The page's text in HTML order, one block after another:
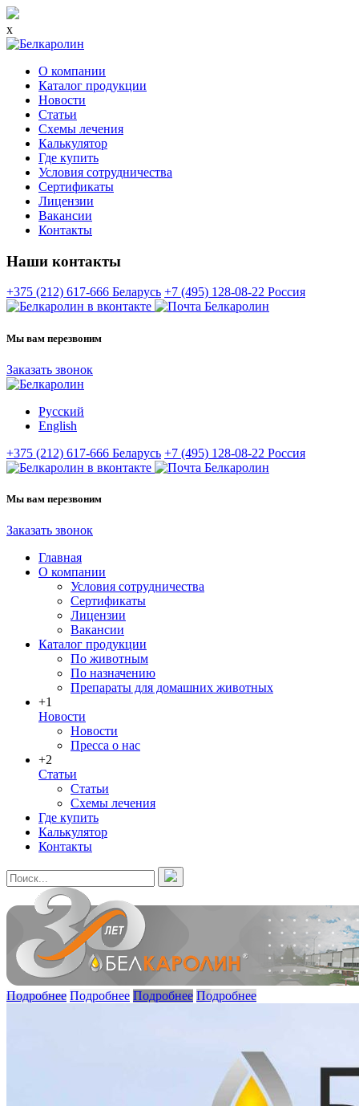
x
О компании
Каталог продукции
Новости
Статьи
Схемы лечения
Калькулятор
Где купить
Условия сотрудничества
Сертификаты
Лицензии
Вакансии
Контакты
Наши контакты
+375 (212) 617-666 Беларусь +7 (495) 128-08-22 Россия
Мы вам перезвоним
Заказать звонок
Русский
English
+375 (212) 617-666 Беларусь +7 (495) 128-08-22 Россия
Мы вам перезвоним
Заказать звонок
Главная
О компании
Условия сотрудничества
Сертификаты
Лицензии
Вакансии
Каталог продукции
По животным
По назначению
Препараты для домашних животных
+1
Новости
Новости
Пресса о нас
+2
Статьи
Статьи
Схемы лечения
Где купить
Калькулятор
Контакты
Подробнее Подробнее Подробнее Подробнее